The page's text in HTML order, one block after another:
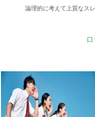
論理的に考えて上質なス